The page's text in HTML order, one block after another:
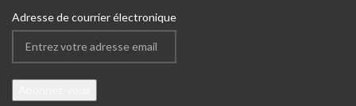
Adresse de courrier électronique